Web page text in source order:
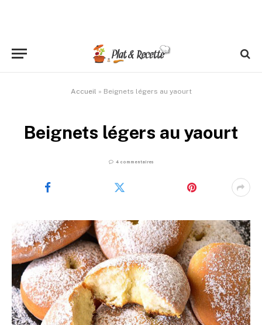
Accueil » Beignets légers au yaourt
Beignets légers au yaourt
4 commentaires